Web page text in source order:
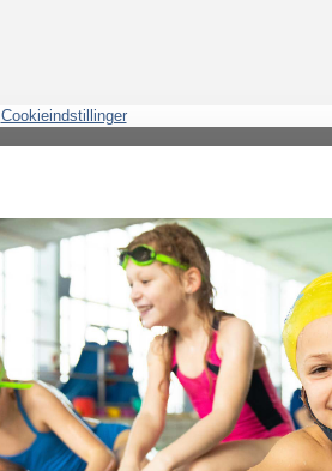
Cookieindstillinger